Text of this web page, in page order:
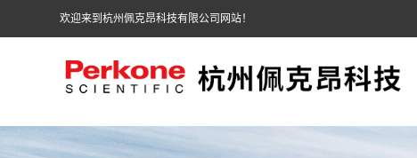
欢迎来到杭州佩克昂科技有限公司网站！